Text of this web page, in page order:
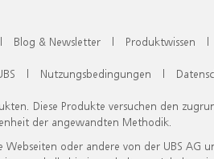
| Blog & Newsletter | Produktwissen |
| Nutzungsbedingungen |
Diese Produkte versuchen den
der angewandten Methodik.
oder andere von der UBS AG